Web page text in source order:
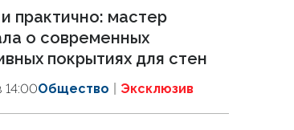
практично: мастер
о современных
покрытиях для стен
14:00Общество Эксклюзив